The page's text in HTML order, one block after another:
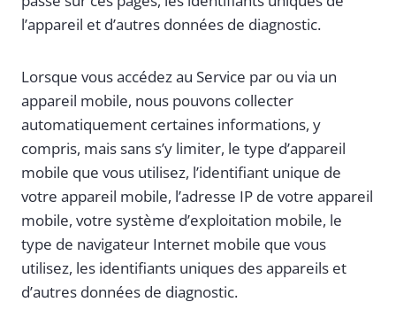
l’appareil et d’autres données de diagnostic.
Lorsque vous accédez au Service par ou via un
appareil mobile, nous pouvons collecter
automatiquement certaines informations, y
compris, mais sans s’y limiter, le type d’appareil
mobile que vous utilisez, l’identifiant unique de
votre appareil mobile, l’adresse IP de votre appareil
mobile, votre système d’exploitation mobile, le
type de navigateur Internet mobile que vous
utilisez, les identifiants uniques des appareils et
d’autres données de diagnostic.